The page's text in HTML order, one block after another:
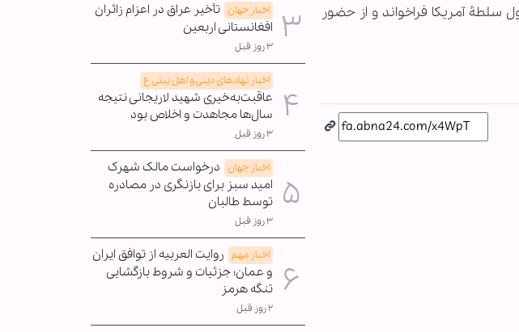
آمریکا فراخواند و از حضور
اخبار جهان تأخیر عراق در اعزام زائران
افغانستانی اربعین
۳ روز قبل
اخبار نهادهای دینی و اهل بیتی ع
عاقبت‌به‌خیری شهید لاریجانی نتیجه
سال‌ها مجاهدت و اخلاص بود
۳ روز قبل
اخبار جهان درخواست مالک شهرک
امید سبز برای بازنگری در مصادره
توسط طالبان
۳ روز قبل
اخبار مهم روایت العربیه از توافق ایران
و عمان؛ جزئیات و شروط بازگشایی
تنگه هرمز
۲ روز قبل